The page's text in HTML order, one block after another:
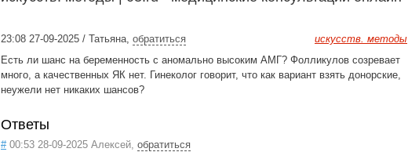
искусств. методы
23:08 27-09-2025 / Татьяна, обратиться
Есть ли шанс на беременность с аномально высоким АМГ? Фолликулов созревает
много, а качественных ЯК нет. Гинеколог говорит, что как вариант взять донорские,
неужели нет никаких шансов?
Ответы
#00:53 28-09-2025 Алексей, обратиться